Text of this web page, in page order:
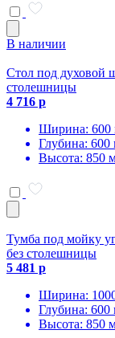
В наличии
Стол под духовой
столешницы
4 716 р
Ширина: 600
Глубина: 600
Высота: 850
Тумба под мойку
без столешницы
5 481 р
Ширина:
Глубина: 600
Высота: 850